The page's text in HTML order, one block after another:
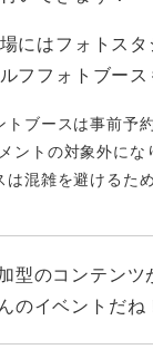
にはフォトス
フフォトブー
ブースは事前予
ントの対象外にな
は混雑を避けるた
型のコンテンツ
のイベントだね